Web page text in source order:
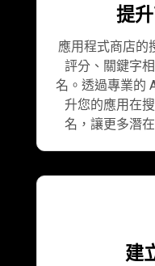
提
應用程式商店的
評分、關鍵字
名。透過專業的
升您的應用在
名，讓更多潛
建